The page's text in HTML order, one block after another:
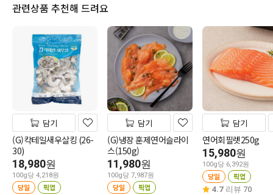
관련상품 추천해 드려요
담기
(G)칵테일새우살킹 (26-
30)
18,980원
100g당 4,218원
당일 픽업
담기
(G)냉장 훈제연어슬라이
스(150g)
11,980원
100g당 7,987원
당일 픽업
담기
연어회필렛250g
15,980원
100g당 6,392원
당일 픽업
4.7 리뷰 70